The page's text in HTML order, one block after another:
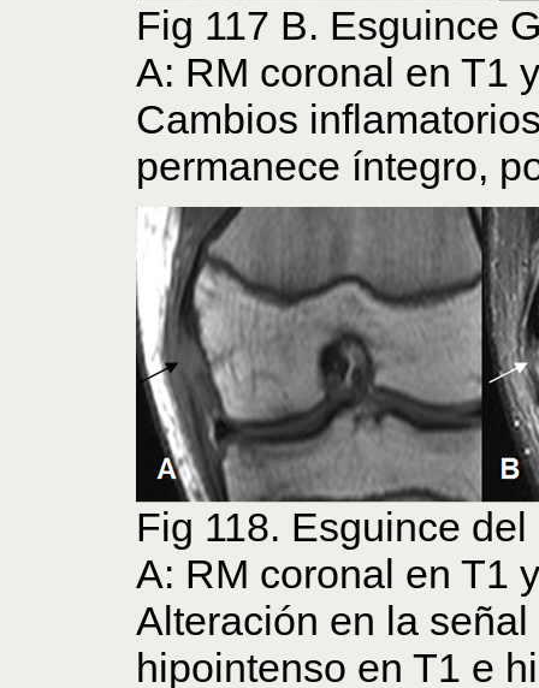
Fig 117 B. Esguince
A: RM coronal en T1
Cambios
permanece íntegro,
Fig 118. Esguince del
A: RM coronal en T1
Alteración en la
hipointenso en T1 e